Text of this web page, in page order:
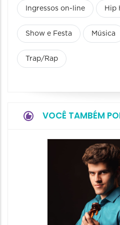
Ingressos on-line Hip
Show e Festa Música
Trap/Rap
VOCÊ TAMBÉM